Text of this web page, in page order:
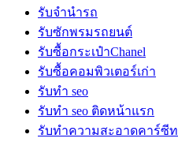
รับจำนำรถ
รับซักพรมรถยนต์
รับซื้อกระเป๋าChanel
รับซื้อคอมพิวเตอร์เก่า
รับทำ seo
รับทำ seo ติดหน้าแรก
รับทำความสะอาดคาร์ซีท